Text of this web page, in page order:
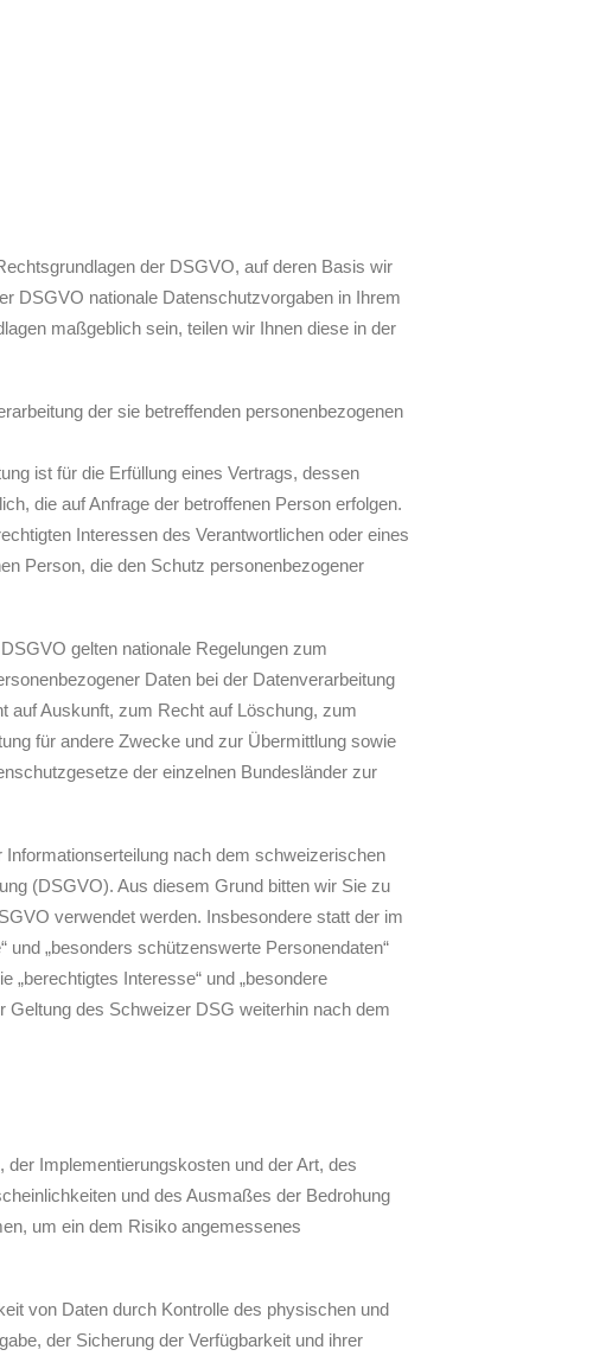
der DSGVO, auf deren Basis wir
DSGVO nationale Datenschutzvorgaben in Ihrem
maßgeblich sein, teilen wir Ihnen diese in der
der sie betreffenden personenbezogenen
ist für die Erfüllung eines Vertrags, dessen
die auf Anfrage der betroffenen Person erfolgen.
Interessen des Verantwortlichen oder eines
Person, die den Schutz personenbezogener
gelten nationale Regelungen zum
Daten bei der Datenverarbeitung
auf Auskunft, zum Recht auf Löschung, zum
für andere Zwecke und zur Übermittlung sowie
der einzelnen Bundesländer zur
nach dem schweizerischen
(DSGVO). Aus diesem Grund bitten wir Sie zu
verwendet werden. Insbesondere statt der im
und „besonders schützenswerte Personendaten“
„berechtigtes Interesse“ und „besondere
Geltung des Schweizer DSG weiterhin nach dem
Implementierungskosten und der Art, des
und des Ausmaßes der Bedrohung
um ein dem Risiko angemessenes
von Daten durch Kontrolle des physischen und
der Sicherung der Verfügbarkeit und ihrer